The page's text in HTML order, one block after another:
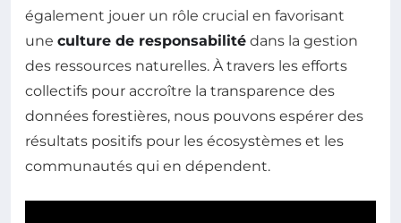
également jouer un rôle crucial en favorisant
une culture de responsabilité dans la gestion
des ressources naturelles. À travers les efforts
collectifs pour accroître la transparence des
données forestières, nous pouvons espérer des
résultats positifs pour les écosystèmes et les
communautés qui en dépendent.